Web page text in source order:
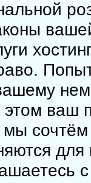
ваш
мы
для